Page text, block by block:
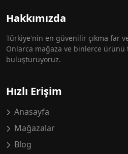
Hakkımızda
Türkiye'nin en güvenilir çıkma far
Onlarca mağaza ve binlerce ürünü
buluşturuyoruz.
Hızlı Erişim
Anasayfa
Mağazalar
Blog